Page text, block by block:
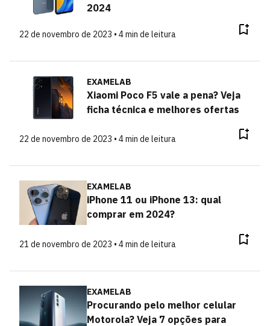
2024
22 de novembro de 2023 • 4 min de leitura
EXAMELAB
Xiaomi Poco F5 vale a pena? Veja
ficha técnica e melhores ofertas
22 de novembro de 2023 • 4 min de leitura
EXAMELAB
iPhone 11 ou iPhone 13: qual
comprar em 2024?
21 de novembro de 2023 • 4 min de leitura
EXAMELAB
Procurando pelo melhor celular
Motorola? Veja 7 opções para